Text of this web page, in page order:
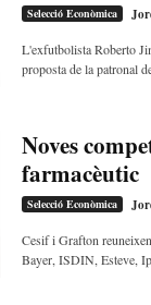
Selecció Econòmica
L'exfutbolista Roberto
proposta de la patronal
Noves
farmacèutic
Selecció Econòmica
Cesif i Grafton
Bayer, ISDIN, Esteve,